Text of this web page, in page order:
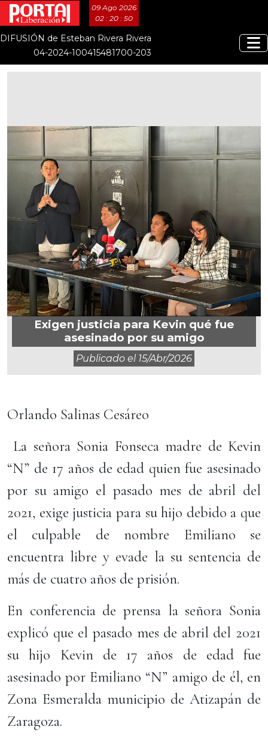
09 Ago 2026
02 : 20 : 50
DIFUSIÓN de Esteban Rivera Rivera
04-2024-100415481700-203
Exigen justicia para Kevin qué fue
asesinado por su amigo
Publicado el 15/abr/2026
Orlando Salinas Cesáreo
La señora Sonia Fonseca madre de Kevin
“N” de 17 años de edad quien fue asesinado
por su amigo el pasado mes de abril del
2021, exige justicia para su hijo debido a que
el culpable de nombre Emiliano se
encuentra libre y evade la su sentencia de
más de cuatro años de prisión.
En conferencia de prensa la señora Sonia
explicó que el pasado mes de abril del 2021
su hijo Kevin de 17 años de edad fue
asesinado por Emiliano “N” amigo de él, en
Zona Esmeralda municipio de Atizapán de
Zaragoza.